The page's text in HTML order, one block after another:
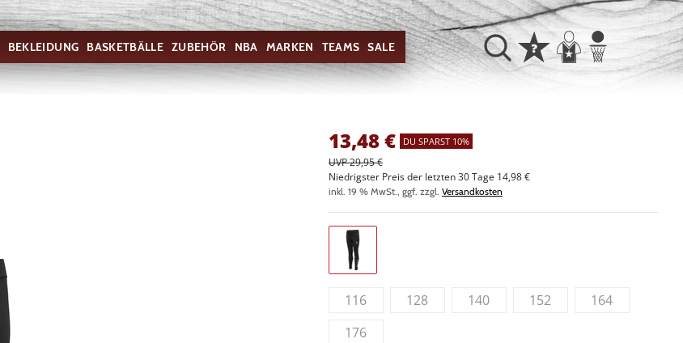
BEKLEIDUNG BASKETBÄLLE ZUBEHÖR NBA MARKEN TEAMS SALE
13,48€ DU SPARST 10%
UVP 29,95 €
Niedrigster Preis der letzten 30 Tage 14,98 €
inkl. 19 % MwSt., ggf. zzgl. Versandkosten
116 128 140 152
164
176